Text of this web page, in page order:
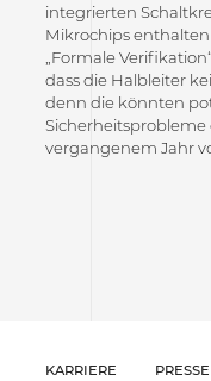
integrierten
Mikrochips
„Formale
dass die Halbleiter
denn die könnten
Sicherheitsprobleme
vergangenem Jahr
KARRIERE PRESSE